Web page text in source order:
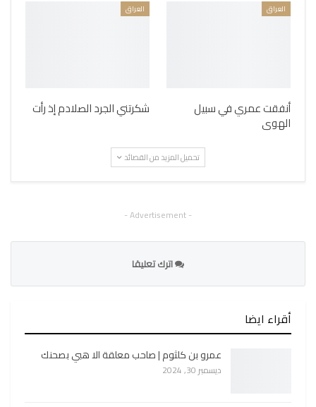
العراق
أنفقت عمري في سبيل
الهوى
العراق
شكرتني الجرد الصلادم إذ رأت
تحميل المزيد من القصائد
- Advertisement -
اترك تعليقا
أقراء ايضا
عمرو بن كلثوم | صاحب معلقة الا هبي بصحنك
ديسمبر 30, 2024